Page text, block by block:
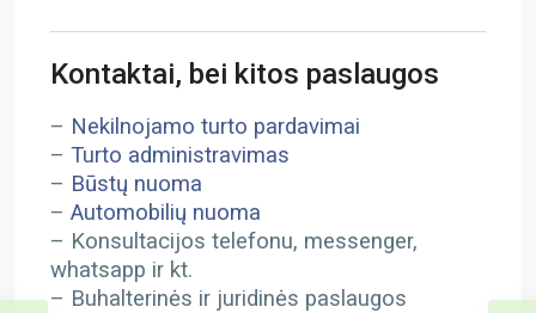
Kontaktai, bei kitos paslaugos
– Nekilnojamo turto pardavimai
– Turto administravimas
– Būstų nuoma
– Automobilių nuoma
– Konsultacijos telefonu, messenger,
whatsapp ir kt.
– Buhalterinės ir juridinės paslaugos